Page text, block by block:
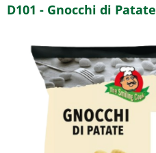
D101 - Gnocchi di Patate